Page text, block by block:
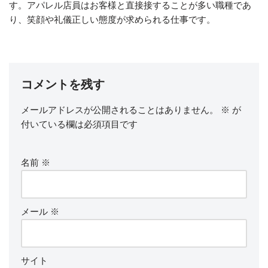
す。アパレル店員はお客様と直接接することが多い職種であ
り、笑顔や礼儀正しい態度が求められる仕事です。
コメントを残す
メールアドレスが公開されることはありません。 ※ が
付いている欄は必須項目です
名前 ※
メール ※
サイト